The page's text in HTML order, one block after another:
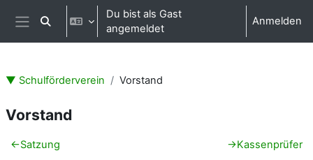
Zum Hauptinhalt
Website-Übersicht
Sucheingabe umschalten
Du bist als Gast
angemeldet
Anmelden
▼ Schulförderverein Vorstand
Vorstand
Abschnittsübersicht
←Satzung →Kassenprüfer